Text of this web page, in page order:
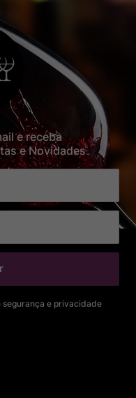
e receba
e Novidades
segurança e privacidade